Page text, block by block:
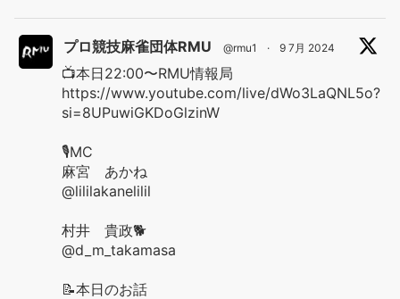
プロ競技麻雀団体RMU @rmu1 · 9 7月 2024
📺本日22:00〜RMU情報局
https://www.youtube.com/live/dWo3LaQNL5o?
si=8UPuwiGKDoGlzinW
🎙️MC
麻宮 あかね
@lililakanelilil
村井 貴政🐕
@d_m_takamasa
📝本日のお話